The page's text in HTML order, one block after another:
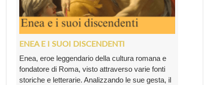
ENEA E I SUOI DISCENDENTI
Enea, eroe leggendario della cultura romana e
fondatore di Roma, visto attraverso varie fonti
storiche e letterarie. Analizzando le sue gesta, il